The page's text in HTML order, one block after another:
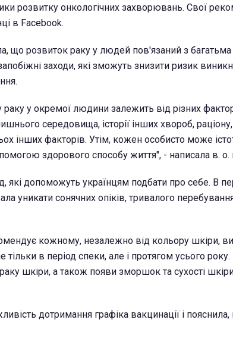
розвитку онкологічних захворювань. Свої
в Facebook.
що розвиток раку у людей пов'язаний з
заходи, які зможуть знизити ризик
раку у окремої людини залежить від різних
середовища, історії інших хвороб, раціону,
інших факторів. Утім, кожен особисто може
здорового способу життя", - написала в. о.
які допоможуть українцям подбати про себе. В
уникати сонячних опіків, тривалого
кожному, незалежно від кольору шкіри,
в період спеки, але і протягом усього
шкіри, а також появи зморшок та сухості
дотримання графіка вакцинації і